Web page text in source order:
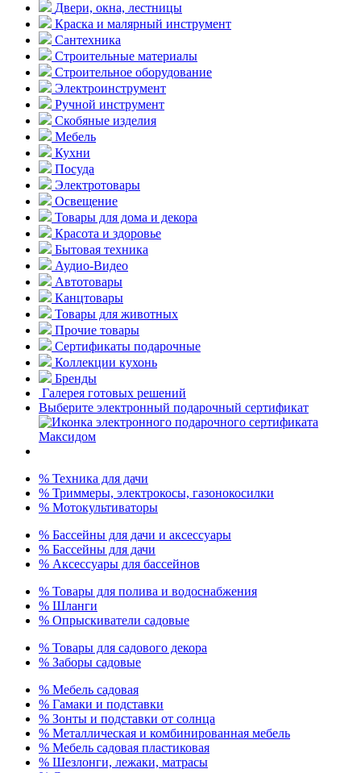
Двери, окна, лестницы
Краска и малярный инструмент
Сантехника
Строительные материалы
Строительное оборудование
Электроинструмент
Ручной инструмент
Скобяные изделия
Мебель
Кухни
Посуда
Электротовары
Освещение
Товары для дома и декора
Красота и здоровье
Бытовая техника
Аудио-Видео
Автотовары
Канцтовары
Товары для животных
Прочие товары
Сертификаты подарочные
Коллекции кухонь
Бренды
Галерея готовых решений
Выберите электронный подарочный сертификат
% Техника для дачи
% Триммеры, электрокосы, газонокосилки
% Мотокультиваторы
% Бассейны для дачи и аксессуары
% Бассейны для дачи
% Аксессуары для бассейнов
% Товары для полива и водоснабжения
% Шланги
% Опрыскиватели садовые
% Товары для садового декора
% Заборы садовые
% Мебель садовая
% Гамаки и подставки
% Зонты и подставки от солнца
% Металлическая и комбинированная мебель
% Мебель садовая пластиковая
% Шезлонги, лежаки, матрасы